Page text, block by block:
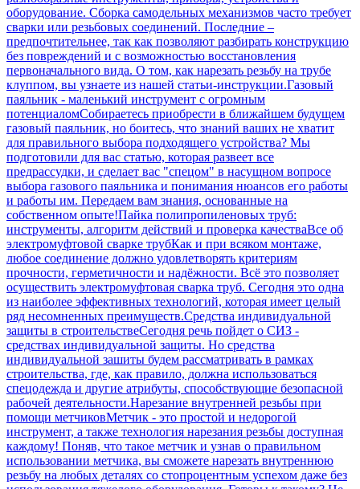
оборудование. Сборка самодельных механизмов часто требует
сварки или резьбовых соединений. Последние –
предпочтительнее, так как позволяют разбирать конструкцию
без повреждений и с возможностью восстановления
первоначального вида. О том, как нарезать резьбу на трубе
клуппом, вы узнаете из нашей статьи-инструкции.Газовый
паяльник - маленький инструмент с огромным
потенциаломСобираетесь приобрести в ближайшем будущем
газовый паяльник, но боитесь, что знаний ваших не хватит
для правильного выбора подходящего устройства? Мы
подготовили для вас статью, которая развеет все
предрассудки, и сделает вас "спецом" в насущном вопросе
выбора газового паяльника и понимания нюансов его работы
и работы им. Передаем вам знания, основанные на
собственном опыте!Пайка полипропиленовых труб:
инструменты, алгоритм действий и проверка качестваВсе об
электромуфтовой сварке трубКак и при всяком монтаже,
любое соединение должно удовлетворять критериям
прочности, герметичности и надёжности. Всё это позволяет
осуществить электромуфтовая сварка труб. Сегодня это одна
из наиболее эффективных технологий, которая имеет целый
ряд несомненных преимуществ.Средства индивидуальной
защиты в строительствеСегодня речь пойдет о СИЗ -
средствах индивидуальной защиты. Но средства
индивидуальной зашиты будем рассматривать в рамках
строительства, где, как правило, должна использоваться
спецодежда и другие атрибуты, способствующие безопасной
рабочей деятельности.Нарезание внутренней резьбы при
помощи метчиковМетчик - это простой и недорогой
инструмент, а также технология нарезания резьбы доступная
каждому! Поняв, что такое метчик и узнав о правильном
использовании метчика, вы сможете нарезать внутреннюю
резьбу на любых деталях со стопроцентным успехом даже без